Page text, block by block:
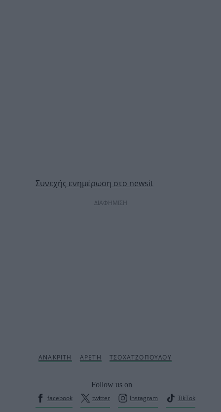
Συνεχής ενημέρωση στο newsit
ΔΙΑΦΗΜΙΣΗ
Follow us on
facebook
twitter Instagram TikTok